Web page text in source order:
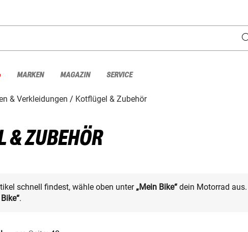
MARKEN MAGAZIN SERVICE
& Verkleidungen Kotflügel & Zubehör
& ZUBEHÖR
schnell findest, wähle oben unter „Mein Bike“ dein Motorrad
.